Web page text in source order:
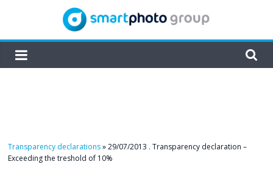
content
smartphoto
Transparency declarations»29/07/2013 . Transparency declaration –
Exceeding the treshold of 10%